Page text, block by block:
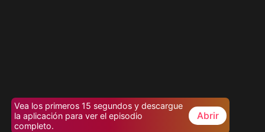
Vea los primeros 15 segundos y descargue
la aplicación para ver el episodio
completo.
Abrir